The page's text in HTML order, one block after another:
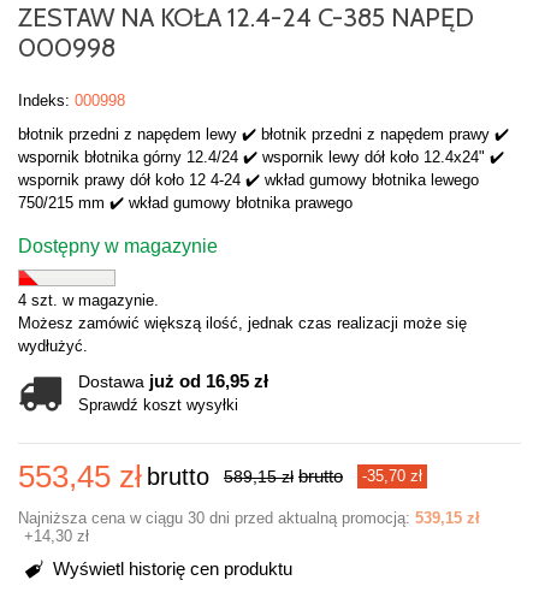
ZESTAW NA KOŁA 12.4-24 C-385 NAPĘD
000998
Indeks: 000998
błotnik przedni z napędem lewy ✔️ błotnik przedni z napędem prawy ✔️
wspornik błotnika górny 12.4/24 ✔️ wspornik lewy dół koło 12.4x24" ✔️
wspornik prawy dół koło 12 4-24 ✔️ wkład gumowy błotnika lewego
750/215 mm ✔️ wkład gumowy błotnika prawego
Dostępny w magazynie
4 szt. w magazynie.
Możesz zamówić większą ilość, jednak czas realizacji może się
wydłużyć.
Dostawa już od 16,95 zł
Sprawdź koszt wysyłki
553,45 zł brutto 589,15 zł brutto -35,70 zł
Najniższa cena w ciągu 30 dni przed aktualną promocją: 539,15 zł
+14,30 zł
Wyświetl historię cen produktu